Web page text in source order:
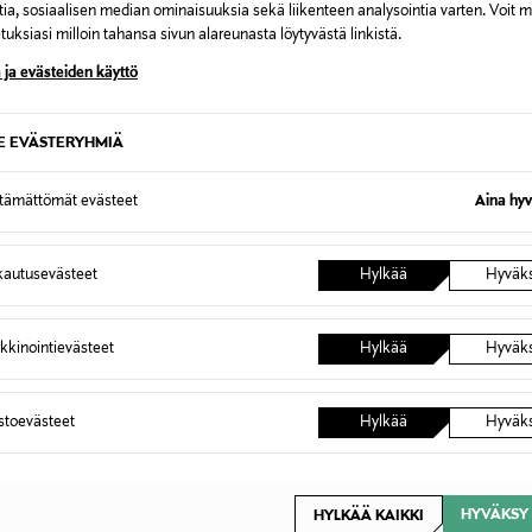
sosiaalisen median ominaisuuksia sekä liikenteen analysointia varten. Voit
milloin tahansa sivun alareunasta löytyvästä linkistä.
ja evästeiden käyttö
EVÄSTERYHMIÄ
evästeet Aina
Hylkää
Hylkää
Hylkää
HYLKÄÄ KAIKKI HYVÄKSY
BAGS & ACCESSORIES
-tietokonelaukku
Raised Commuter -
Discounted Price
109,00 € Original Price
139,90 €